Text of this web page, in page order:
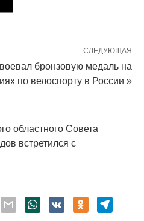
СЛЕДУЮЩАЯ
бронзовую медаль на
по велоспорту в России »
областного Совета
встретился с